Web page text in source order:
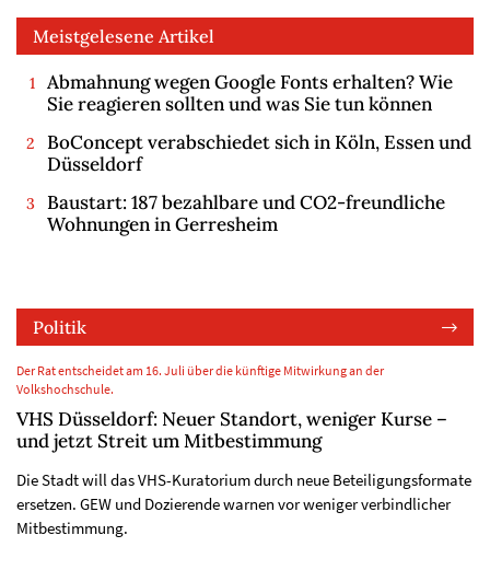
Meistgelesene Artikel
Abmahnung wegen Google Fonts erhalten? Wie
Sie reagieren sollten und was Sie tun können
BoConcept verabschiedet sich in Köln, Essen und
Düsseldorf
Baustart: 187 bezahlbare und CO2-freundliche
Wohnungen in Gerresheim
Politik
Der Rat entscheidet am 16. Juli über die künftige Mitwirkung an der
Volkshochschule.
VHS Düsseldorf: Neuer Standort, weniger Kurse –
und jetzt Streit um Mitbestimmung
Die Stadt will das VHS-Kuratorium durch neue Beteiligungsformate
ersetzen. GEW und Dozierende warnen vor weniger verbindlicher
Mitbestimmung.